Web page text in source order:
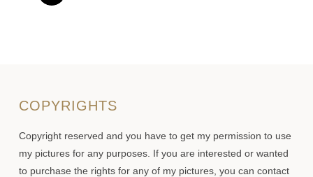
COPYRIGHTS
Copyright reserved and you have to get my permission to use
my pictures for any purposes. If you are interested or wanted
to purchase the rights for any of my pictures, you can contact